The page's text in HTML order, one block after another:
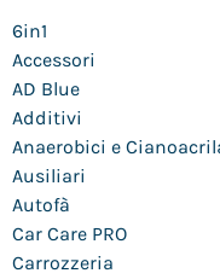
6in1
Accessori
AD Blue
Additivi
Anaerobici e
Ausiliari
Autofà
Car Care PRO
Carrozzeria